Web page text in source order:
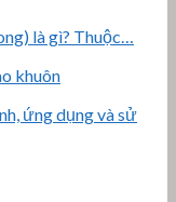
là gì? Thuộc…
ứng dụng và sử